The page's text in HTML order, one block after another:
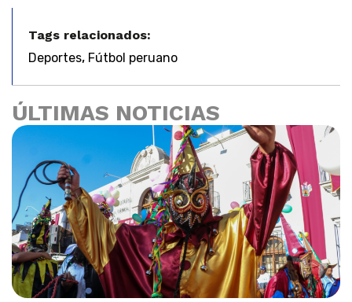
Tags relacionados:
Deportes, Fútbol peruano
ÚLTIMAS NOTICIAS